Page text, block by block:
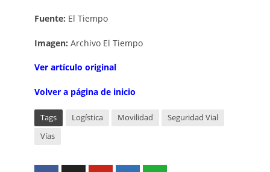
Fuente: El Tiempo
Imagen: Archivo El Tiempo
Ver artículo original
Volver a página de inicio
Tags Logística Movilidad
Seguridad Vial
Vías